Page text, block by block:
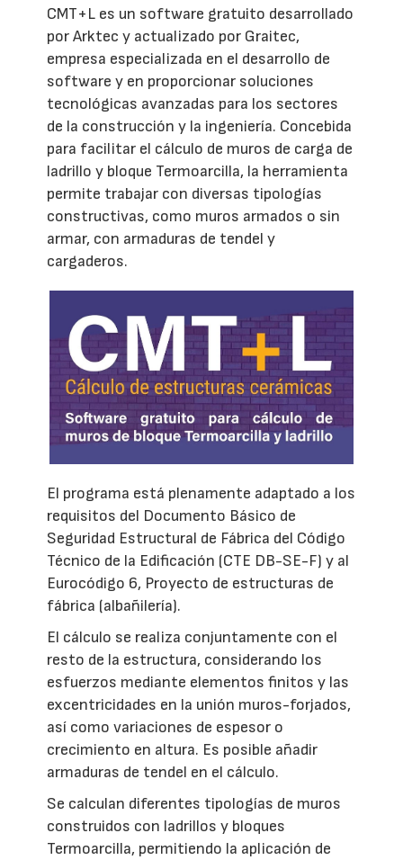
CMT+L es un software gratuito desarrollado
por Arktec y actualizado por Graitec,
empresa especializada en el desarrollo de
software y en proporcionar soluciones
tecnológicas avanzadas para los sectores
de la construcción y la ingeniería. Concebida
para facilitar el cálculo de muros de carga de
ladrillo y bloque Termoarcilla, la herramienta
permite trabajar con diversas tipologías
constructivas, como muros armados o sin
armar, con armaduras de tendel y
cargaderos.
El programa está plenamente adaptado a los
requisitos del Documento Básico de
Seguridad Estructural de Fábrica del Código
Técnico de la Edificación (CTE DB-SE-F) y al
Eurocódigo 6, Proyecto de estructuras de
fábrica (albañilería).
El cálculo se realiza conjuntamente con el
resto de la estructura, considerando los
esfuerzos mediante elementos finitos y las
excentricidades en la unión muros-forjados,
así como variaciones de espesor o
crecimiento en altura. Es posible añadir
armaduras de tendel en el cálculo.
Se calculan diferentes tipologías de muros
construidos con ladrillos y bloques
Termoarcilla, permitiendo la aplicación de